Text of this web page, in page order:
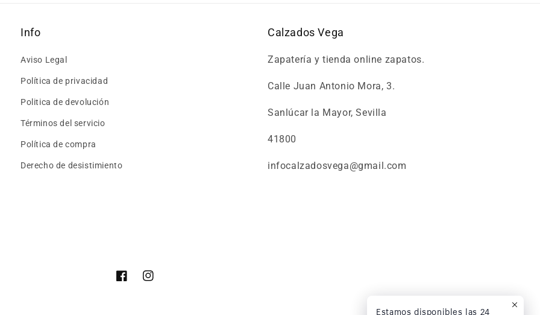
Info
Aviso Legal
Política de privacidad
Politica de devolución
Términos del servicio
Política de compra
Derecho de desistimiento
Calzados Vega
Zapatería y tienda online zapatos.
Calle Juan Antonio Mora, 3.
Sanlúcar la Mayor, Sevilla
41800
infocalzadosvega@gmail.com
FacebookInstagram
Estamos disponibles las 24